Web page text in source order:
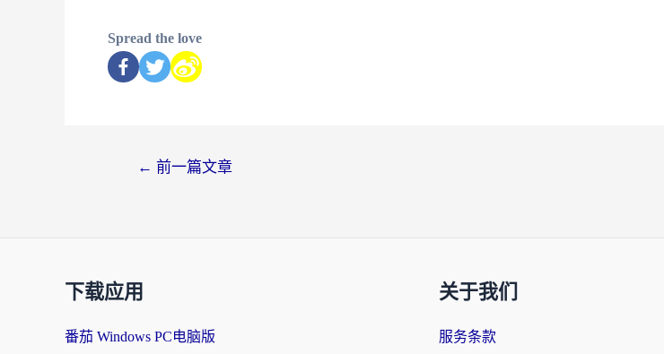
Spread the love
← 前一篇文章
下载应用
番茄 Windows PC电脑版
关于我们
服务条款